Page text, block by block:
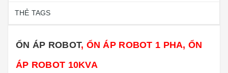
THẺ TAGS
ỔN ÁP ROBOT, ỔN ÁP ROBOT 1 PHA, ỔN
ÁP ROBOT 10KVA